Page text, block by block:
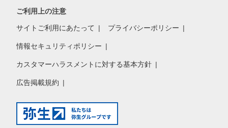
ご利用上の注意
サイトご利用にあたって プライバシーポリシー
情報セキュリティポリシー
カスタマーハラスメントに対する基本方針
広告掲載規約